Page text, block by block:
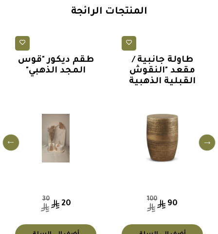
المنتجات الرائجة
طاولة جانبية /
مقعد "النقوش
القبلية الذهبية
90
100
طقم ديكور "قوس
المجد الذهبي"
20
30